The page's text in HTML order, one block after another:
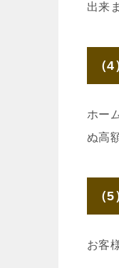
出来
（
ホー
ぬ高
（
お客